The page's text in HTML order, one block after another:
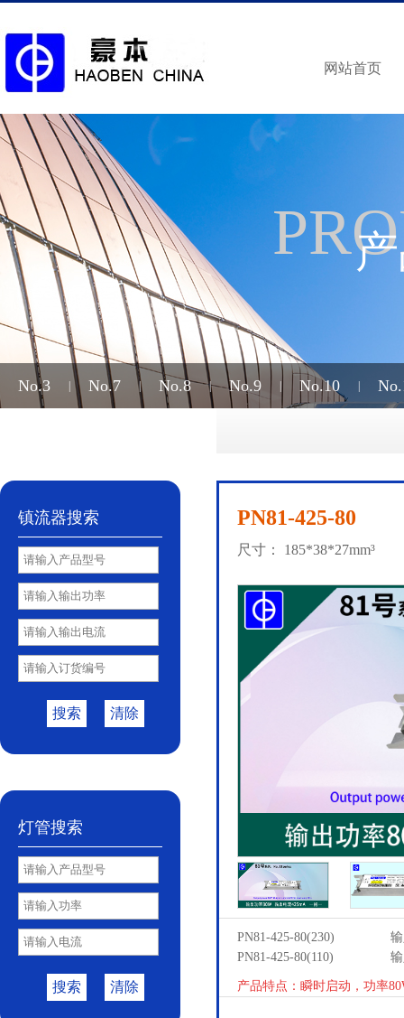
网站首页
No.3 No.7 No.8 | No.9 No.10
镇流器搜索
清除
搜索
灯管搜索
清除
搜索
PN81-425-80
尺寸： 185*38*27mm³
PN81-425-80(230)
PN81-425-80(110)
产品特点：瞬时启动，功率